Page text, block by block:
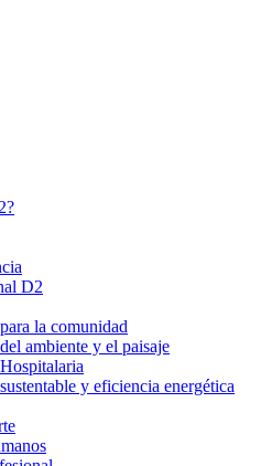
D2
la comunidad
ambiente y el paisaje
y eficiencia energética